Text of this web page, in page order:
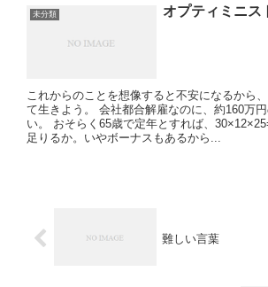
未分類 オプティミニス
これからのことを想像すると不安になるから
て生きよう。 会社都合解雇なのに、約160万
い。 おそらく65歳で定年とすれば、
足りるか。いやボーナスもあるから...
難しい言葉